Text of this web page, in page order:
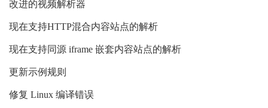
改进的视频解析器
现在支持HTTP混合内容站点的解析
现在支持同源 iframe 嵌套内容站点的解析
更新示例规则
修复 Linux 编译错误